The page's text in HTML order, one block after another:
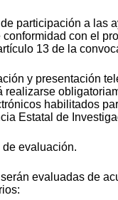
participación a las
conformidad con el
13 de la
y presentación
realizarse
habilitados
Estatal de
evaluación.
evaluadas de